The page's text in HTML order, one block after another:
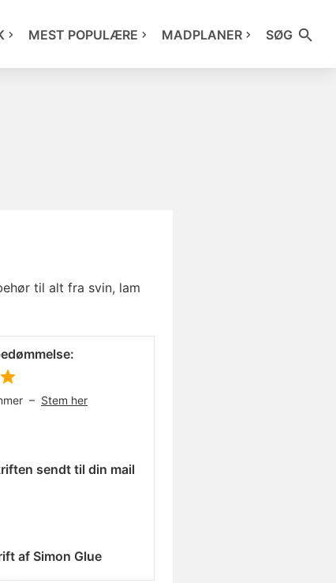
MEST POPULÆRE MADPLANER SØG
til alt fra svin, lam
– Stem her
sendt til din mail
af Simon Glue